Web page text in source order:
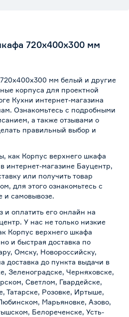
720х400х300 мм
мм белый и другие
корпуса для проектной
Кухни интернет-магазина
Ознакомьтесь с подробными
а также отзывами о
правильный выбор и
как Корпус верхнего шкафа
интернет-магазине Бауцентр,
или получить товар
для этого ознакомьтесь с
и самовывозе.
и оплатить его онлайн на
У нас не только низкие
Корпус верхнего шкафа
и быстрая доставка по
Омску, Новороссийску,
доставка до пункта выдачи в
Зеленоградске, Черняховске,
Светлом, Гвардейске,
Татарске, Розовке, Иртыше,
Марьяновке, Азово,
Белореченске, Усть-